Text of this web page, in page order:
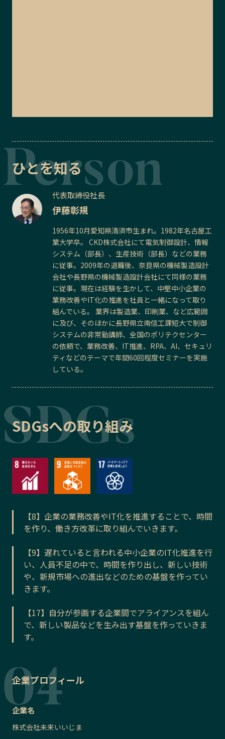
ひとを知る
代表取締役社長
伊藤彰規
1956年10月愛知県清須市生まれ。1982年名古屋工
業大学卒。 CKD株式会社にて電気制御設計、情報
システム（部長）、生産技術（部長）などの業務
に従事。2009年の退職後、奈良県の機械製造設計
会社や長野県の機械製造設計会社にて同様の業務
に従事。現在は経験を生かして、中堅中小企業の
業務改善やIT化の推進を社員と一緒になって取り
組んでいる。 業界は製造業、印刷業、など広範囲
に及び、そのほかに長野県立南信工課短大で制御
システムの非常勤講師、全国のポリテクセンター
の依頼で、業務改善、IT推進、RPA、AI、セキュリ
ティなどのテーマで年間60回程度セミナーを実施
している。
SDGsへの取り組み
【8】企業の業務改善やIT化を推進することで、時間
を作り、働き方改革に取り組んでいきます。
【9】遅れていると言われる中小企業のIT化推進を行
い、人員不足の中で、時間を作り出し、新しい技術
や、新規市場への進出などのための基盤を作ってい
きます。
【17】自分が参画する企業間でアライアンスを組ん
で、新しい製品などを生み出す基盤を作っていきま
す。
企業プロフィール
企業名
株式会社未来いいじま